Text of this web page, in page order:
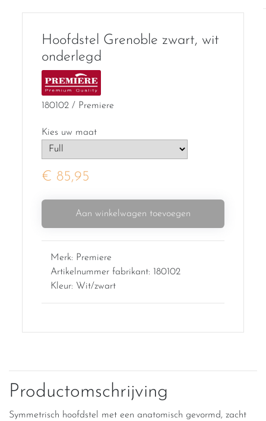
Hoofdstel Grenoble zwart, wit
onderlegd
180102 / Premiere
Kies uw maat
€ 85,95
Aan winkelwagen toevoegen
Merk: Premiere
Artikelnummer fabrikant: 180102
Kleur: Wit/zwart
Productomschrijving
Symmetrisch hoofdstel met een anatomisch gevormd, zacht